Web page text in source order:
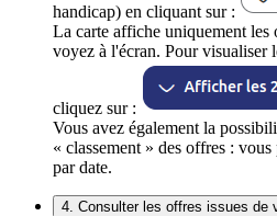
handicap) en cliquant sur :
La carte affiche uniquement
voyez à l'écran. Pour visualiser
cliquez sur :
Vous avez également la
« classement » des offres :
par date.
4. Consulter les offres issues de